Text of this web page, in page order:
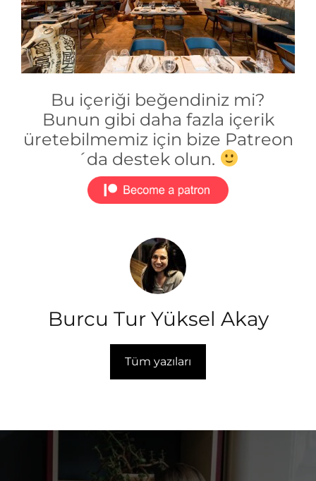
Bu içeriği beğendiniz mi?
Bunun gibi daha fazla içerik
üretebilmemiz için bize Patreon
´da destek olun.
Burcu Tur Yüksel Akay
Tüm yazıları